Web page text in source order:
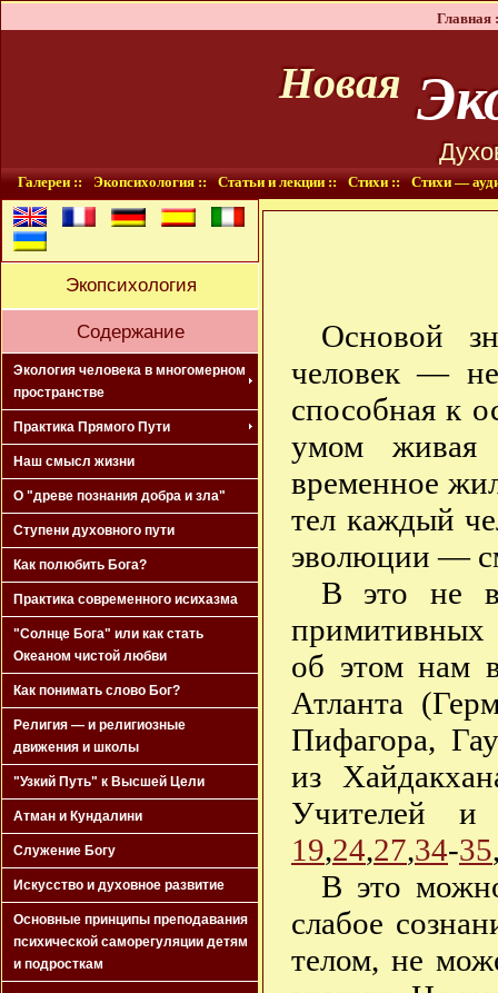
Главная
Новая
Галереи :: Экопсихология :: Статьи и лекции :: Стихи :: Стихи —
Экопсихология
Содержание
Экология человека в многомерном
пространстве
Практика Прямого Пути
Наш смысл жизни
О "древе познания добра и зла"
Ступени духовного пути
Как полюбить Бога?
Практика современного исихазма
"Солнце Бога" или как стать
Океаном чистой любви
Как понимать слово Бог?
Религия — и религиозные
движения и школы
"Узкий Путь" к Высшей Цели
Атман и Кундалини
Служение Богу
Искусство и духовное развитие
Основные принципы преподавания
психической саморегуляции детям
и подросткам
Основой
человек —
способная к
умом
временное
тел каждый
эволюции —
В это не
примитивных
об этом нам
Атланта
Пифагора,
из
Учителей
19,24,27,34-35
В это
слабое
телом, не